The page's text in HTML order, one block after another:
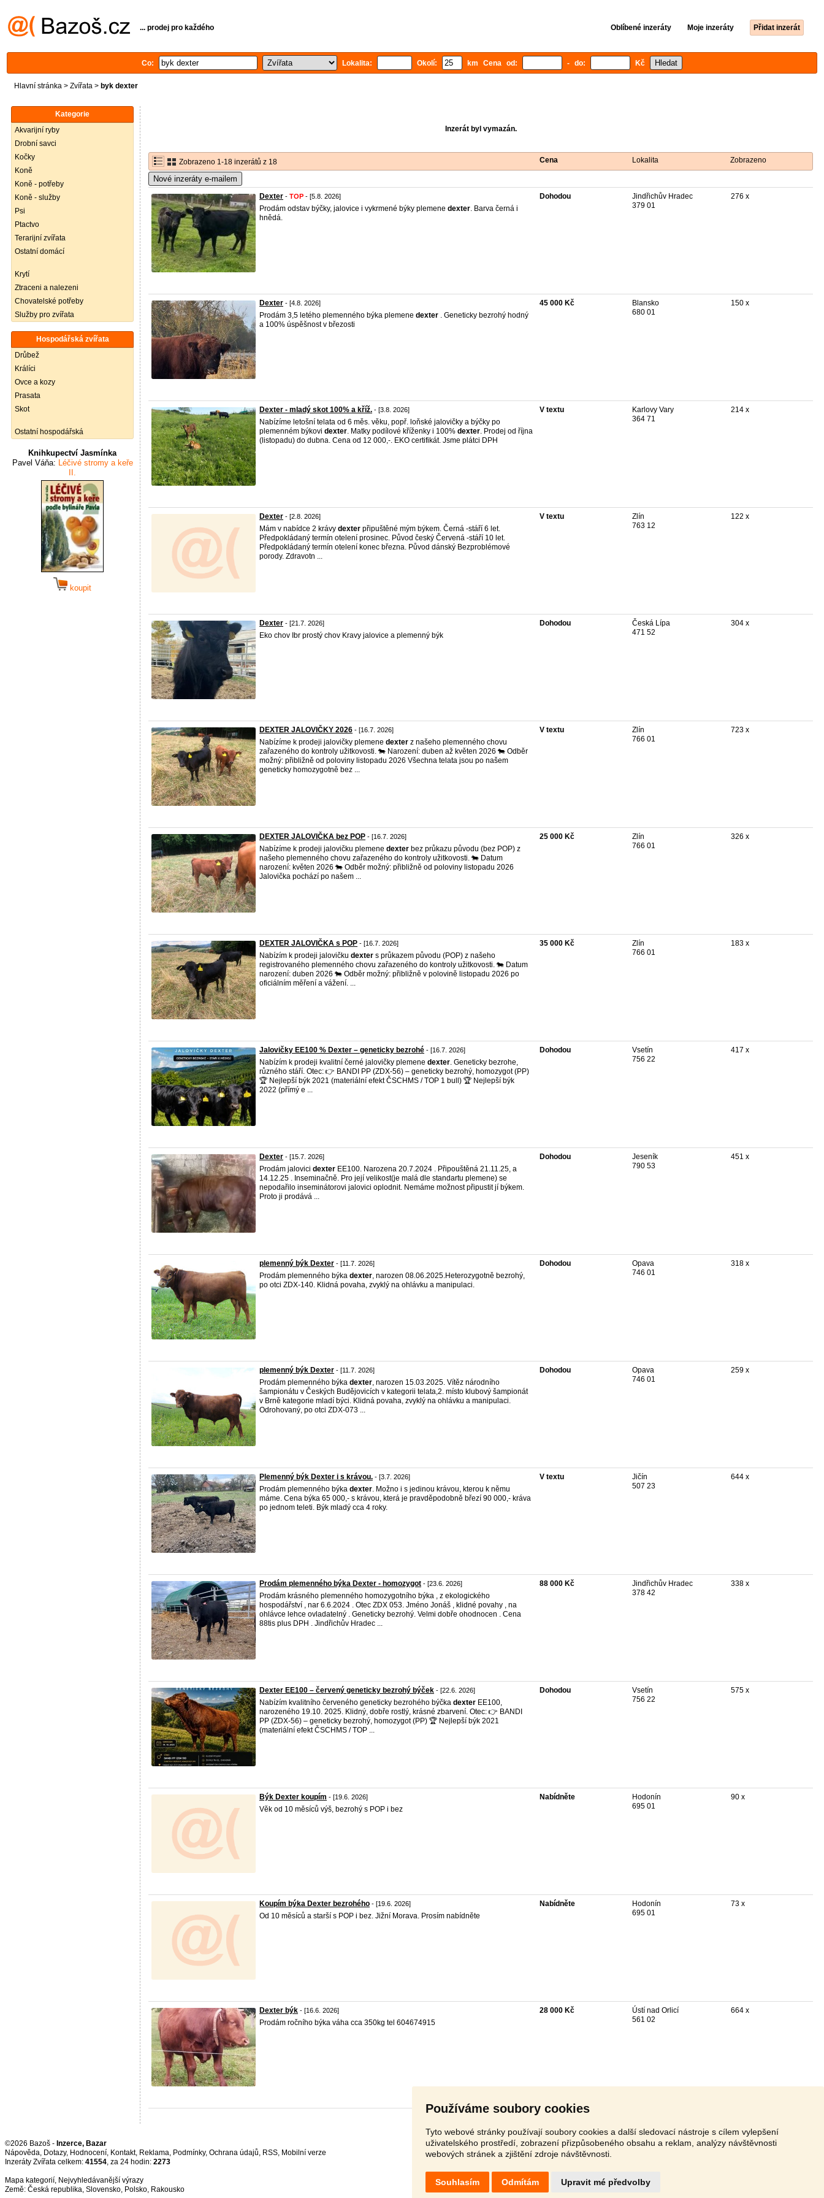
Používáme soubory cookies
Tyto webové stránky používají soubory cookies a další sledovací nástroje s cílem vylepšení
uživatelského prostředí, zobrazení přizpůsobeného obsahu a reklam, analýzy návštěvnosti
webových stránek a zjištění zdroje návštěvnosti.
Souhlasím Odmítám Upravit mé předvolby
... prodej pro každého Oblíbené inzeráty Moje inzeráty Přidat inzerát
Co: Lokalita: Okolí: km Cena od: - do: Kč
Hlavní stránka > Zvířata > byk dexter
Kategorie
Akvarijní ryby
Drobní savci
Kočky
Koně
Koně - potřeby
Koně - služby
Psi
Ptactvo
Terarijní zvířata
Ostatní domácí
Krytí
Ztraceni a nalezeni
Chovatelské potřeby
Služby pro zvířata
Hospodářská zvířata
Drůbež
Králíci
Ovce a kozy
Prasata
Skot
Ostatní hospodářská
Knihkupectví Jasmínka
Pavel Váňa: Léčivé stromy a keře
II.
koupit
Inzerát byl vymazán.
Zobrazeno 1-18 inzerátů z 18 Cena Lokalita Zobrazeno
Nové inzeráty e-mailem
Dexter - TOP - [5.8. 2026]
Prodám odstav býčky, jalovice i vykrmené býky plemene dexter. Barva černá i
hnědá.
Dohodou
Jindřichův Hradec
379 01
276 x
Dexter - [4.8. 2026]
Prodám 3,5 letého plemenného býka plemene dexter . Geneticky bezrohý hodný
a 100% úspěšnost v březosti
45 000 Kč
Blansko
680 01
150 x
Dexter - mladý skot 100% a kříž. - [3.8. 2026]
Nabízíme letošní telata od 6 měs. věku, popř. loňské jalovičky a býčky po
plemenném býkovi dexter. Matky podílové kříženky i 100% dexter. Prodej od října
(listopadu) do dubna. Cena od 12 000,-. EKO certifikát. Jsme plátci DPH
V textu
Karlovy Vary
364 71
214 x
Dexter - [2.8. 2026]
Mám v nabídce 2 krávy dexter připuštěné mým býkem. Černá -stáří 6 let.
Předpokládaný termín otelení prosinec. Původ český Červená -stáří 10 let.
Předpokládaný termín otelení konec března. Původ dánský Bezproblémové
porody. Zdravotn ...
V textu
Zlín
763 12
122 x
Dexter - [21.7. 2026]
Eko chov Ibr prostý chov Kravy jalovice a plemenný býk
Dohodou
Česká Lípa
471 52
304 x
DEXTER JALOVIČKY 2026 - [16.7. 2026]
Nabízíme k prodeji jalovičky plemene dexter z našeho plemenného chovu
zařazeného do kontroly užitkovosti. 🐄 Narození: duben až květen 2026 🐄 Odběr
možný: přibližně od poloviny listopadu 2026 Všechna telata jsou po našem
geneticky homozygotně bez ...
V textu
Zlín
766 01
723 x
DEXTER JALOVIČKA bez POP - [16.7. 2026]
Nabízíme k prodeji jalovičku plemene dexter bez průkazu původu (bez POP) z
našeho plemenného chovu zařazeného do kontroly užitkovosti. 🐄 Datum
narození: květen 2026 🐄 Odběr možný: přibližně od poloviny listopadu 2026
Jalovička pochází po našem ...
25 000 Kč
Zlín
766 01
326 x
DEXTER JALOVIČKA s POP - [16.7. 2026]
Nabízím k prodeji jalovičku dexter s průkazem původu (POP) z našeho
registrovaného plemenného chovu zařazeného do kontroly užitkovosti. 🐄 Datum
narození: duben 2026 🐄 Odběr možný: přibližně v polovině listopadu 2026 po
oficiálním měření a vážení. ...
35 000 Kč
Zlín
766 01
183 x
Jalovičky EE100 % Dexter – geneticky bezrohé - [16.7. 2026]
Nabízím k prodeji kvalitní černé jalovičky plemene dexter. Geneticky bezrohe,
různého stáří. Otec: 👉 BANDI PP (ZDX-56) – geneticky bezrohý, homozygot (PP)
🏆 Nejlepší býk 2021 (materiální efekt ČSCHMS / TOP 1 bull) 🏆 Nejlepší býk
2022 (přímý e ...
Dohodou
Vsetín
756 22
417 x
Dexter - [15.7. 2026]
Prodám jalovici dexter EE100. Narozena 20.7.2024 . Připouštěná 21.11.25, a
14.12.25 . Inseminačně. Pro její velikost(je malá dle standartu plemene) se
nepodařilo inseminátorovi jalovici oplodnit. Nemáme možnost připustit jí býkem.
Proto ji prodává ...
Dohodou
Jeseník
790 53
451 x
plemenný býk Dexter - [11.7. 2026]
Prodám plemenného býka dexter, narozen 08.06.2025.Heterozygotně bezrohý,
po otci ZDX-140. Klidná povaha, zvyklý na ohlávku a manipulaci.
Dohodou
Opava
746 01
318 x
plemenný býk Dexter - [11.7. 2026]
Prodám plemenného býka dexter, narozen 15.03.2025. Vítěz národního
šampionátu v Českých Budějovicích v kategorii telata,2. místo klubový šampionát
v Brně kategorie mladí býci. Klidná povaha, zvyklý na ohlávku a manipulaci.
Odrohovaný, po otci ZDX-073 ...
Dohodou
Opava
746 01
259 x
Plemenný býk Dexter i s krávou. - [3.7. 2026]
Prodám plemenného býka dexter. Možno i s jedinou krávou, kterou k němu
máme. Cena býka 65 000,- s krávou, která je pravděpodobně březí 90 000,- kráva
po jednom teleti. Býk mladý cca 4 roky.
V textu
Jičín
507 23
644 x
Prodám plemenného býka Dexter - homozygot - [23.6. 2026]
Prodám krásného plemenného homozygotního býka , z ekologického
hospodářství , nar 6.6.2024 . Otec ZDX 053. Jméno Jonáš , klidné povahy , na
ohlávce lehce ovladatelný . Geneticky bezrohý. Velmi dobře ohodnocen . Cena
88tis plus DPH . Jindřichův Hradec ...
88 000 Kč
Jindřichův Hradec
378 42
338 x
Dexter EE100 – červený geneticky bezrohý býček - [22.6. 2026]
Nabízím kvalitního červeného geneticky bezrohého býčka dexter EE100,
narozeného 19.10. 2025. Klidný, dobře rostlý, krásné zbarvení. Otec: 👉 BANDI
PP (ZDX-56) – geneticky bezrohý, homozygot (PP) 🏆 Nejlepší býk 2021
(materiální efekt ČSCHMS / TOP ...
Dohodou
Vsetín
756 22
575 x
Býk Dexter koupím - [19.6. 2026]
Věk od 10 měsíců výš, bezrohý s POP i bez
Nabídněte
Hodonín
695 01
90 x
Koupím býka Dexter bezrohého - [19.6. 2026]
Od 10 měsíců a starší s POP i bez. Jižní Morava. Prosím nabídněte
Nabídněte
Hodonín
695 01
73 x
Dexter býk - [16.6. 2026]
Prodám ročního býka váha cca 350kg tel 604674915
28 000 Kč
Ústí nad Orlicí
561 02
664 x
©2026 Bazoš - Inzerce, Bazar
Nápověda, Dotazy, Hodnocení, Kontakt, Reklama, Podmínky, Ochrana údajů, RSS,
Inzeráty Zvířata celkem: 41554, za 24 hodin: 2273
Mapa kategorií, Nejvyhledávanější výrazy
Země: Česká republika, Slovensko, Polsko, Rakousko